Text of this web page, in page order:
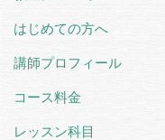
はじめての方へ
講師プロフィール
コース料金
レッスン科目